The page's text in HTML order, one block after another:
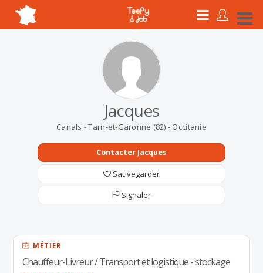
Jacques
Canals - Tarn-et-Garonne (82) - Occitanie
Contacter Jacques
Sauvegarder
Signaler
MÉTIER
Chauffeur-Livreur / Transport et logistique - stockage